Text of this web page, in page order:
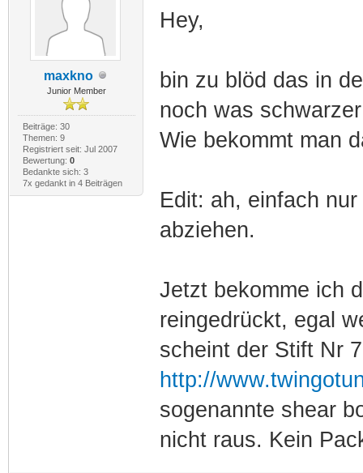
maxkno
Junior Member
Beiträge: 30
Themen: 9
Registriert seit: Jul 2007
Bewertung: 0
Bedankte sich: 3
7x gedankt in 4 Beiträgen
Hey,
bin zu blöd das in
noch was
Wie bekommt man
Edit: ah, einfach
abziehen.
Jetzt bekomme ich
reingedrückt, egal
scheint der Stift Nr
http://
sogenannte shear
nicht raus. Kein